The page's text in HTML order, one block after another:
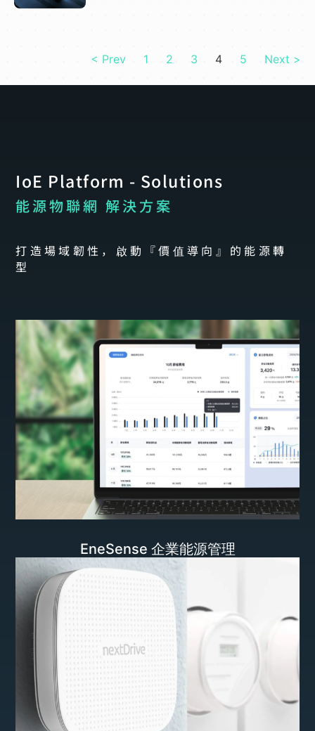
< Prev 1 2 3 4 5 Next >
IoE Platform - Solutions
能源物聯網 解決方案
打造場域韌性，啟動『價值導向』的能源轉
型
EneSense 企業能源管理